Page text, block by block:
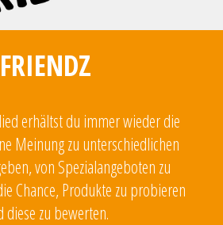
FRIENDZ
erhältst du immer wieder die
Meinung zu unterschiedlichen
von Spezialangeboten zu
Chance, Produkte zu probieren
diese zu bewerten.